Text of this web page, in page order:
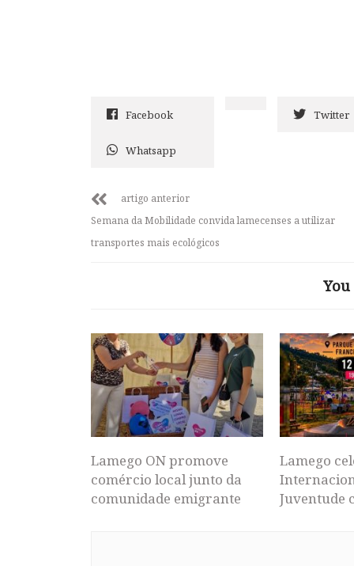
Facebook Twitter
Whatsapp
artigo anterior
Semana da Mobilidade convida lamecenses a utilizar
transportes mais ecológicos
Lamego ON promove
comércio local junto da
comunidade emigrante
Lamego
Juventude